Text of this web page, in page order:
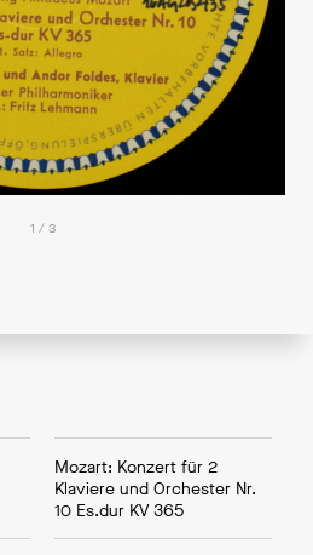
1 / 3
Mozart: Konzert für 2
Klaviere und Orchester Nr.
10 Es.dur KV 365